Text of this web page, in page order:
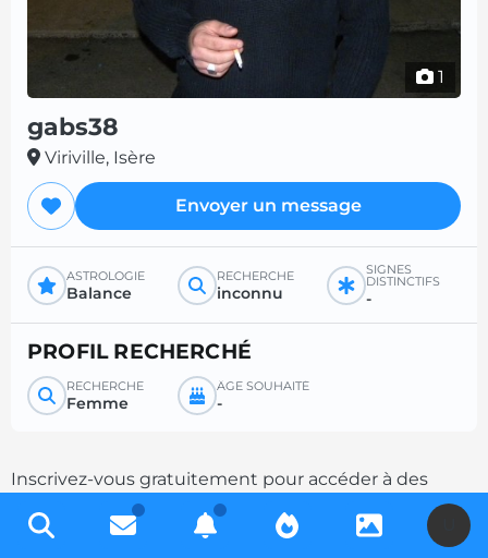
1
gabs38
Viriville, Isère
Envoyer un message
ASTROLOGIE
Balance
RECHERCHE
inconnu
SIGNES
DISTINCTIFS
-
PROFIL RECHERCHÉ
RECHERCHE
Femme
ÂGE SOUHAITÉ
-
Inscrivez-vous gratuitement pour accéder à des
milliers de profils et multipliez les chances de
contacts en complétant votre description.